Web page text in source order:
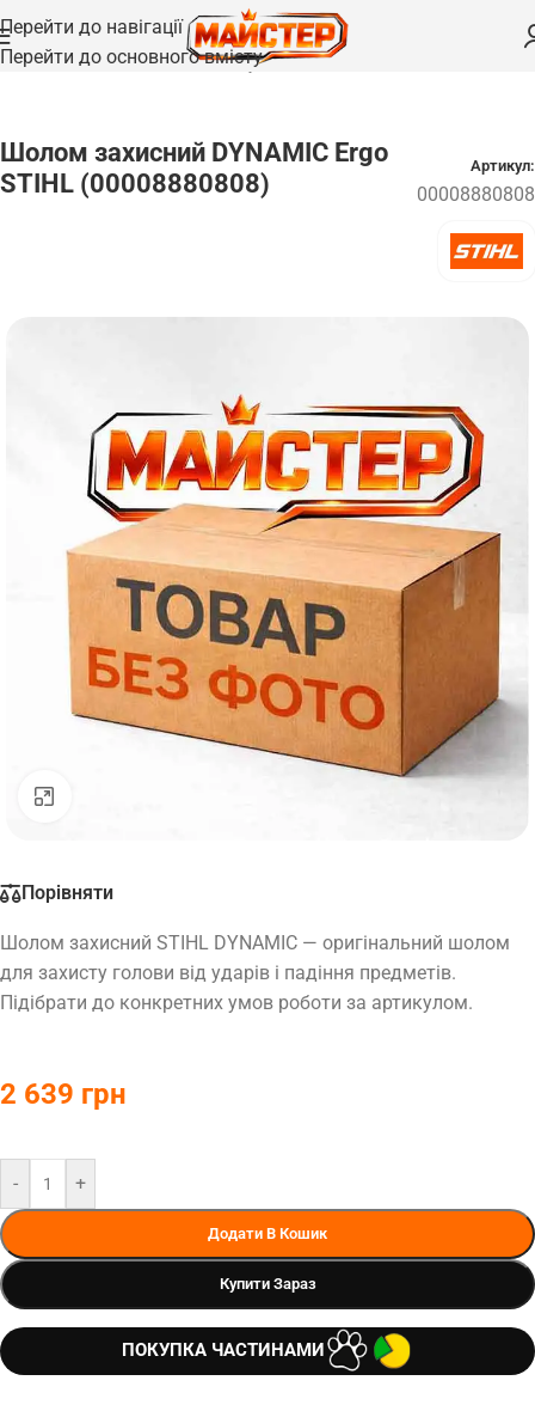
Перейти до навігації
Перейти до основного вмісту
Головна /Запчастини/Захисні кожухи та щитки
Шолом захисний DYNAMIC Ergo
STIHL (00008880808)
Артикул:
00008880808
Порівняти
Шолом захисний STIHL DYNAMIC — оригінальний шолом
для захисту голови від ударів і падіння предметів.
Підібрати до конкретних умов роботи за артикулом.
2 639 грн
- +
Додати В Кошик
Купити Зараз
ПОКУПКА ЧАСТИНАМИ